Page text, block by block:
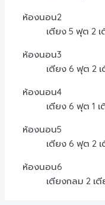
ห้องนอน2
เตียง 5 ฟุต 2
ห้องนอน3
เตียง 6 ฟุต 2
ห้องนอน4
เตียง 6 ฟุต 1 เ
ห้องนอน5
เตียง 6 ฟุต 2
ห้องนอน6
เตียงกลม 2 เตี